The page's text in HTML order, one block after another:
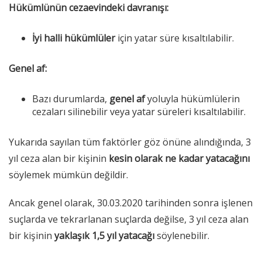
Hükümlünün cezaevindeki davranışı:
İyi halli hükümlüleriçin yatar süre kısaltılabilir.
Genel af:
Bazı durumlarda, genel afyoluyla hükümlülerin
cezaları silinebilir veya yatar süreleri kısaltılabilir.
Yukarıda sayılan tüm faktörler göz önüne alındığında, 3
yıl ceza alan bir kişinin kesin olarak ne kadar yatacağını
söylemek mümkün değildir.
Ancak genel olarak, 30.03.2020 tarihinden sonra işlenen
suçlarda ve tekrarlanan suçlarda değilse, 3 yıl ceza alan
bir kişinin yaklaşık 1,5 yıl yatacağısöylenebilir.